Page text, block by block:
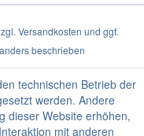
Versandkosten und ggf.
beschrieben
technischen Betrieb der
werden. Andere
dieser Website erhöhen,
mit anderen